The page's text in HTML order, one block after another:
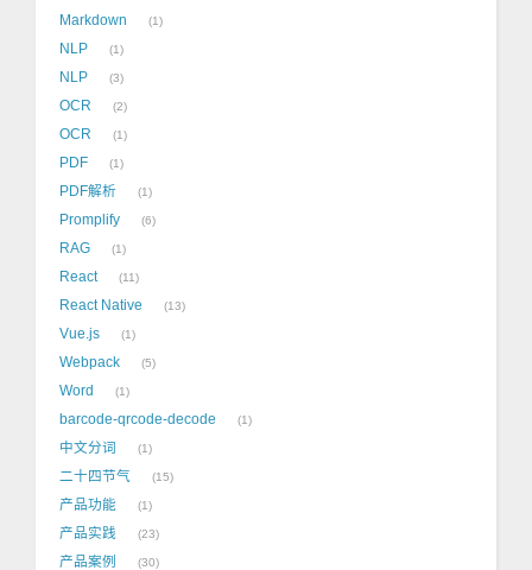
Markdown 1
NLP 1
NLP 3
OCR 2
OCR 1
PDF 1
PDF解析 1
Promplify 6
RAG 1
React 11
React Native 13
Vue.js 1
Webpack 5
Word 1
barcode-qrcode-decode 1
中文分词 1
二十四节气 15
产品功能 1
产品实践 23
产品案例 30